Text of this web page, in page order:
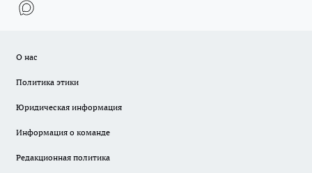
О нас
Политика этики
Юридическая информация
Информация о команде
Редакционная политика